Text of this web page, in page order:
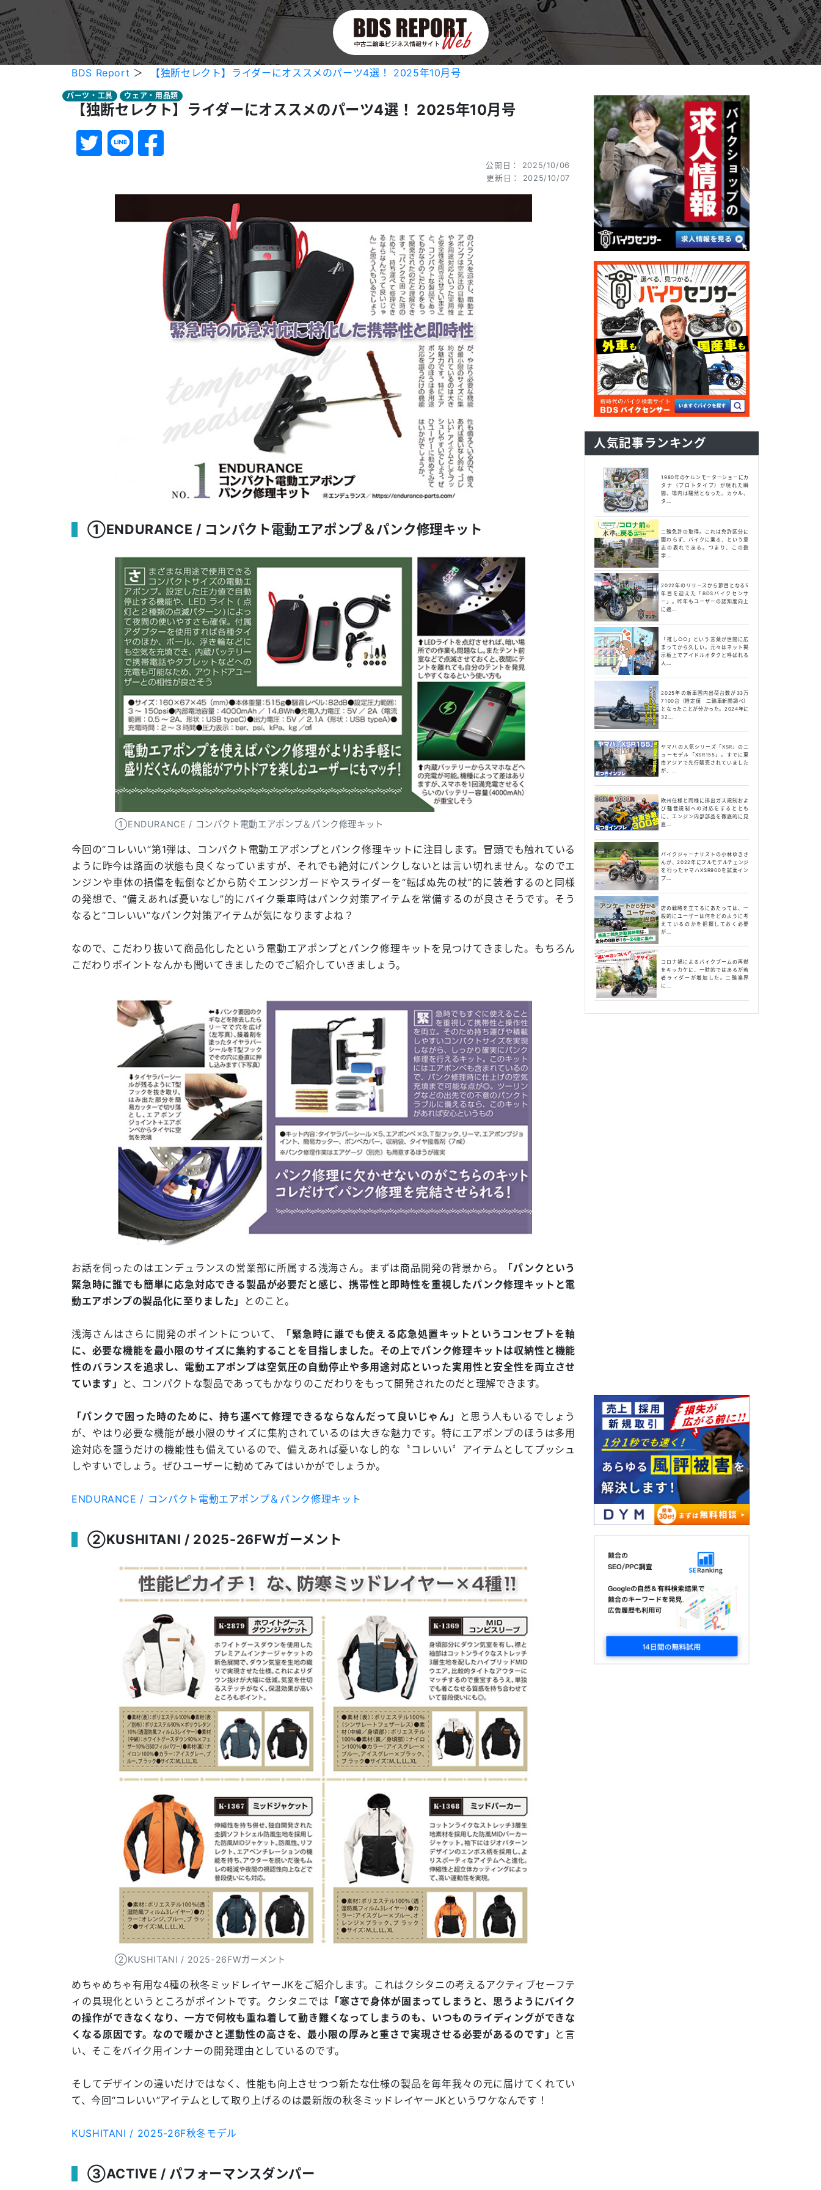
BDS Report ＞ 【独断セレクト】ライダーにオススメのパーツ4選！ 2025年10月号
パーツ・工具 ウェア・用品類
【独断セレクト】ライダーにオススメのパーツ4選！ 2025年10月号
公開日： 2025/10/06
更新日： 2025/10/07
①ENDURANCE / コンパクト電動エアポンプ＆パンク修理キット
①ENDURANCE / コンパクト電動エアポンプ＆パンク修理キット
今回の“コレいい”第1弾は、コンパクト電動エアポンプとパンク修理キットに注目します。冒頭でも触れている
ように昨今は路面の状態も良くなっていますが、それでも絶対にパンクしないとは言い切れません。なのでエ
ンジンや車体の損傷を転倒などから防ぐエンジンガードやスライダーを“転ばぬ先の杖”的に装着するのと同様
の発想で、“備えあれば憂いなし”的にバイク乗車時はパンク対策アイテムを常備するのが良さそうです。そう
なると“コレいい”なパンク対策アイテムが気になりますよね？
なので、こだわり抜いて商品化したという電動エアポンプとパンク修理キットを見つけてきました。もちろん
こだわりポイントなんかも聞いてきましたのでご紹介していきましょう。
お話を伺ったのはエンデュランスの営業部に所属する浅海さん。まずは商品開発の背景から。
「パンクという
緊急時に誰でも簡単に応急対応できる製品が必要だと感じ、携帯性と即時性を重視したパンク修理キットと電
動エアポンプの製品化に至りました」
とのこと。
浅海さんはさらに開発のポイントについて、
「緊急時に誰でも使える応急処置キットというコンセプトを軸
に、必要な機能を最小限のサイズに集約することを目指しました。その上でパンク修理キットは収納性と機能
性のバランスを追求し、電動エアポンプは空気圧の自動停止や多用途対応といった実用性と安全性を両立させ
ています」
と、コンパクトな製品であってもかなりのこだわりをもって開発されたのだと理解できます。
「パンクで困った時のために、持ち運べて修理できるならなんだって良いじゃん」
と思う人もいるでしょう
が、やはり必要な機能が最小限のサイズに集約されているのは大きな魅力です。特にエアポンプのほうは多用
途対応を謳うだけの機能性も備えているので、備えあれば憂いなし的な〝コレいい〞アイテムとしてプッシュ
しやすいでしょう。ぜひユーザーに勧めてみてはいかがでしょうか。
ENDURANCE / コンパクト電動エアポンプ＆パンク修理キット
②KUSHITANI / 2025-26FWガーメント
②KUSHITANI / 2025-26FWガーメント
めちゃめちゃ有用な4種の秋冬ミッドレイヤーJKをご紹介します。これはクシタニの考えるアクティブセーフテ
ィの具現化というところがポイントです。クシタニでは 「寒さで身体が固まってしまうと、思うようにバイク
の操作ができなくなり、一方で何枚も重ね着して動き難くなってしまうのも、いつものライディングができな
くなる原因です。なので暖かさと運動性の高さを、最小限の厚みと重さで実現させる必要があるのです」
と言
い、そこをバイク用インナーの開発理由としているのです。
そしてデザインの違いだけではなく、性能も向上させつつ新たな仕様の製品を毎年我々の元に届けてくれてい
て、今回“コレいい”アイテムとして取り上げるのは最新版の秋冬ミッドレイヤーJKというワケなんです！
KUSHITANI / 2025-26F秋冬モデル
③ACTIVE / パフォーマンスダンパー
人気記事ランキング
1980年のケルンモーターショーにカ
タナ（プロトタイプ）が現れた瞬
間、場内は騒然となった。カウル、
タ...
二輪免許の取得。これは免許区分に
関わらず、バイクに乗る、という意
志の表れである。つまり、この数
字...
2022年のリリースから節目となる5
年目を迎えた「BDSバイクセンサ
ー」。昨年もユーザーの認知度向上
に邁...
「推し○○」という言葉が世間に広
まってから久しい。元々はネット掲
示板上でアイドルオタクと呼ばれる
人...
2025年の新車国内出荷台数が33万
7100台（推定値 二輪車新聞調べ）
となったことが分かった。2024年に
32...
ヤマハの人気シリーズ「XSR」のニ
ューモデル「XSR155」。すでに東
南アジアで先行販売されていました
が、...
欧州仕様と同様に排出ガス規制およ
び騒音規制への対応をするととも
に、エンジン内部部品を徹底的に見
直...
バイクジャーナリストの小林ゆきさ
んが、2022年にフルモデルチェンジ
を行ったヤマハXSR900を試乗イン
プ...
店の戦略を立てるにあたっては、一
般的にユーザーは何をどのように考
えているのかを把握しておく必要
が...
コロナ禍によるバイクブームの再燃
をキッカケに、一時的ではあるが若
者ライダーが増加した。二輪業界
に...